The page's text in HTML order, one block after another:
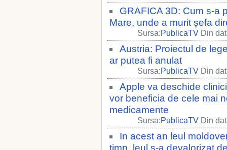
GRAFICA 3D: Cum s-a
Mare, unde a murit șefa
Sursa:PublicaTV Din
Austria: Proiectul de
ar putea fi anulat
Sursa:PublicaTV Din
Apple va deschide
vor beneficia de cele mai
medicamente
Sursa:PublicaTV Din
In acest an leul
timp, leul s-a devalorizat